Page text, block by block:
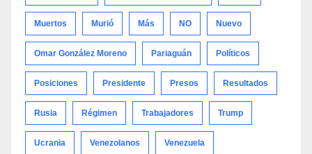
Muertos Murió Más NO Nuevo
Omar González Moreno Pariaguán Políticos
Posiciones Presidente Presos Resultados
Rusia Régimen Trabajadores Trump
Ucrania Venezolanos Venezuela